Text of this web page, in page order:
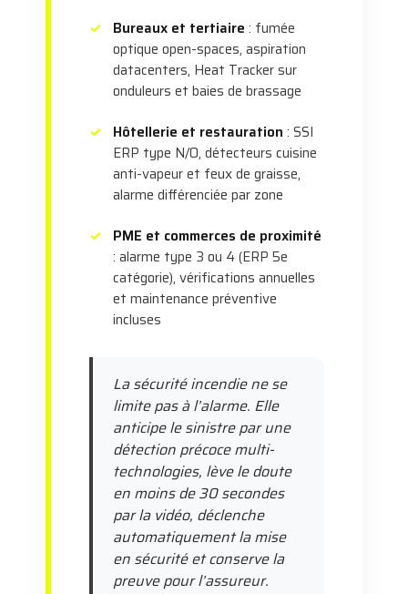
Bureaux et tertiaire : fumée
optique open-spaces, aspiration
datacenters, Heat Tracker sur
onduleurs et baies de brassage
Hôtellerie et restauration : SSI
ERP type N/O, détecteurs cuisine
anti-vapeur et feux de graisse,
alarme différenciée par zone
PME et commerces de proximité
: alarme type 3 ou 4 (ERP 5e
catégorie), vérifications annuelles
et maintenance préventive
incluses
La sécurité incendie ne se
limite pas à l’alarme. Elle
anticipe le sinistre par une
détection précoce multi-
technologies, lève le doute
en moins de 30 secondes
par la vidéo, déclenche
automatiquement la mise
en sécurité et conserve la
preuve pour l’assureur.